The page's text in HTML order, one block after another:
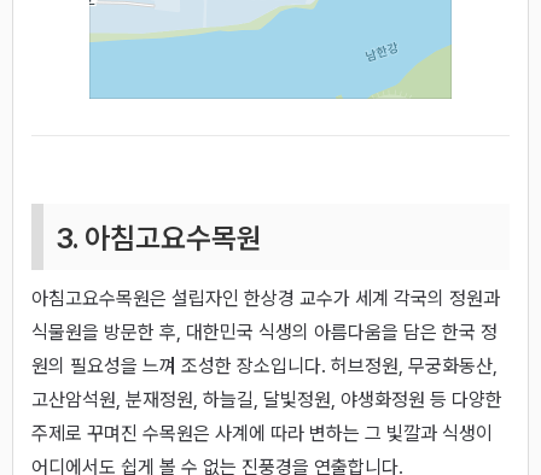
3. 아침고요수목원
아침고요수목원은 설립자인 한상경 교수가 세계 각국의 정원과
식물원을 방문한 후, 대한민국 식생의 아름다움을 담은 한국 정
원의 필요성을 느껴 조성한 장소입니다. 허브정원, 무궁화동산,
고산암석원, 분재정원, 하늘길, 달빛정원, 야생화정원 등 다양한
주제로 꾸며진 수목원은 사계에 따라 변하는 그 빛깔과 식생이
어디에서도 쉽게 볼 수 없는 진풍경을 연출합니다.